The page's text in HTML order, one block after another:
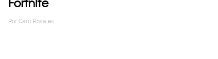
Fortnite
Por Caro Rosales